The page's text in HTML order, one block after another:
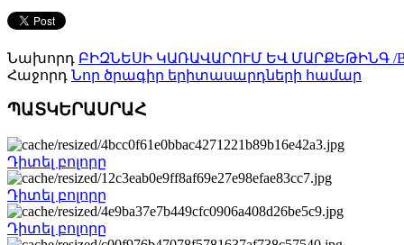
Նախորդ ԲԻԶՆԵՍԻ ԿԱՌԱՎԱՐՈՒՄ ԵՎ ՄԱՐՔԵԹԻՆԳ /
Հաջորդ Նոր ծրագիր երիտասարդների համար
ՊԱՏԿԵՐԱՍՐԱՀ
Դիտել բոլորը
Դիտել բոլորը
Դիտել բոլորը